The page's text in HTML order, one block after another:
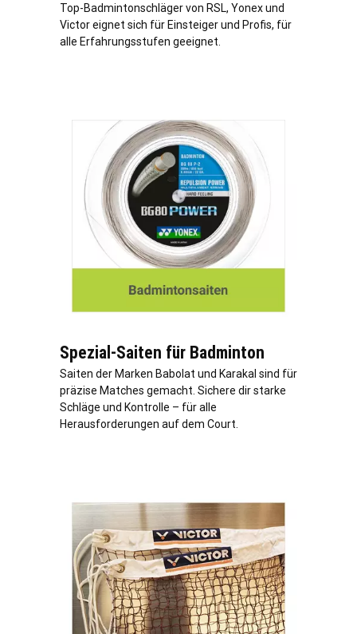
Top-Badmintonschläger von RSL, Yonex und
Victor eignet sich für Einsteiger und Profis, für
alle Erfahrungsstufen geeignet.
Spezial-Saiten für Badminton
Saiten der Marken Babolat und Karakal sind für
präzise Matches gemacht. Sichere dir starke
Schläge und Kontrolle – für alle
Herausforderungen auf dem Court.